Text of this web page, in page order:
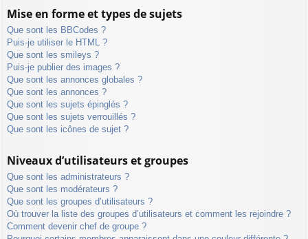
Mise en forme et types de sujets
Que sont les BBCodes ?
Puis-je utiliser le HTML ?
Que sont les smileys ?
Puis-je publier des images ?
Que sont les annonces globales ?
Que sont les annonces ?
Que sont les sujets épinglés ?
Que sont les sujets verrouillés ?
Que sont les icônes de sujet ?
Niveaux d’utilisateurs et groupes
Que sont les administrateurs ?
Que sont les modérateurs ?
Que sont les groupes d’utilisateurs ?
Où trouver la liste des groupes d’utilisateurs et comment les rejoindre ?
Comment devenir chef de groupe ?